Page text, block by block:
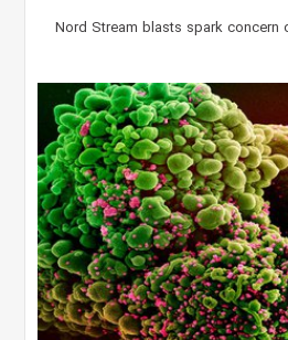
Nord Stream blasts spark concern